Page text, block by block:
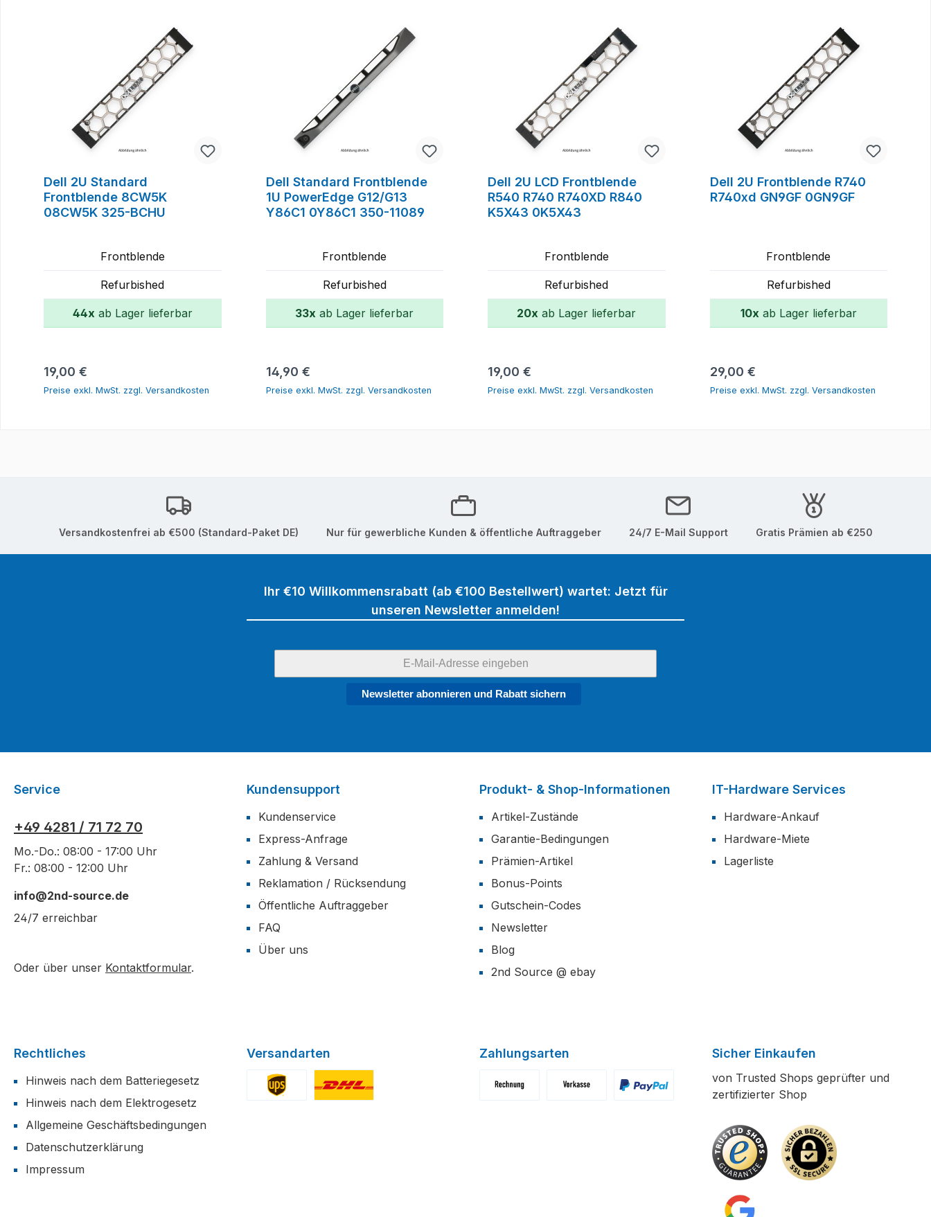
Dell 2U Standard
Frontblende 8CW5K
08CW5K 325-BCHU
Frontblende
Refurbished
44x ab Lager lieferbar
Regulärer Preis:
19,00 €
Preise exkl. MwSt. zzgl. Versandkosten
Dell Standard Frontblende
1U PowerEdge G12/G13
Y86C1 0Y86C1 350-11089
Frontblende
Refurbished
33x ab Lager lieferbar
Regulärer Preis:
14,90 €
Preise exkl. MwSt. zzgl. Versandkosten
Dell 2U LCD Frontblende
R540 R740 R740XD R840
K5X43 0K5X43
Frontblende
Refurbished
20x ab Lager lieferbar
Regulärer Preis:
19,00 €
Preise exkl. MwSt. zzgl. Versandkosten
Dell 2U Frontblende R740
R740xd GN9GF 0GN9GF
Frontblende
Refurbished
10x ab Lager lieferbar
Regulärer Preis:
29,00 €
Preise exkl. MwSt. zzgl. Versandkosten
Versandkostenfrei ab €500 (Standard-Paket DE) Nur für gewerbliche Kunden & öffentliche Auftraggeber 24/7 E-Mail Support Gratis Prämien ab €250
Ihr €10 Willkommensrabatt (ab €100 Bestellwert) wartet: Jetzt für
unseren Newsletter anmelden!
Newsletter abonnieren und Rabatt sichern
Service
+49 4281 / 71 72 70
Mo.-Do.: 08:00 - 17:00 Uhr
Fr.: 08:00 - 12:00 Uhr
info@2nd-source.de
24/7 erreichbar
Oder über unser Kontaktformular.
Kundensupport
Kundenservice
Express-Anfrage
Zahlung & Versand
Reklamation / Rücksendung
Öffentliche Auftraggeber
FAQ
Über uns
Produkt- & Shop-Informationen
Artikel-Zustände
Garantie-Bedingungen
Prämien-Artikel
Bonus-Points
Gutschein-Codes
Newsletter
Blog
2nd Source @ ebay
IT-Hardware Services
Hardware-Ankauf
Hardware-Miete
Lagerliste
Rechtliches
Hinweis nach dem Batteriegesetz
Hinweis nach dem Elektrogesetz
Allgemeine Geschäftsbedingungen
Datenschutzerklärung
Impressum
Versandarten Zahlungsarten Sicher Einkaufen
von Trusted Shops geprüfter und
zertifizierter Shop